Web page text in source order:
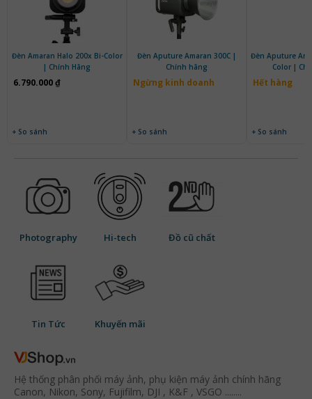
Đèn Amaran Halo 200x Bi-Color
| Chính Hãng
6.790.000 ₫
+ So sánh
Đèn Aputure Amaran 300C |
Chính hãng
Ngừng kinh doanh
+ So sánh
Đèn Aputure
Color
Hết hàng
+ So sánh
Photography Hi-tech Đồ cũ chất
Tin Tức Khuyến mãi
Hệ thống phân phối máy ảnh, phụ kiện máy ảnh chính hãng
Canon, Nikon, Sony, Fujifilm, DJI , K&F , VSGO ........